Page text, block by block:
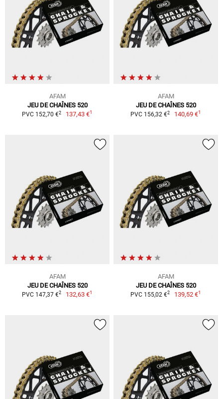
AFAM
JEU DE CHAÎNES 520
PVC 152,70 €2 137,43 €1
AFAM
JEU DE CHAÎNES 520
PVC 156,32 €2 140,69 €1
AFAM
JEU DE CHAÎNES 520
PVC 147,37 €2 132,63 €1
AFAM
JEU DE CHAÎNES 520
PVC 155,02 €2 139,52 €1